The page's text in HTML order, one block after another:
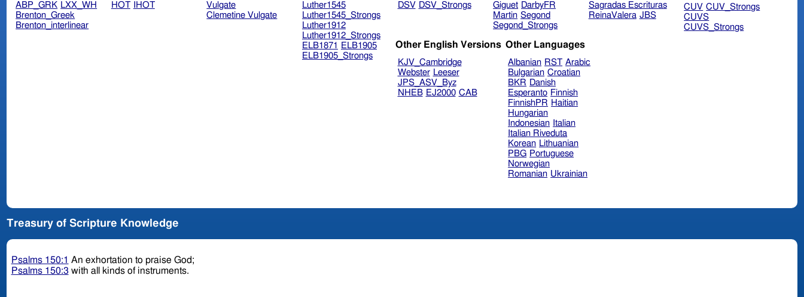
ABP_GRK LXX_WH
Brenton_Greek
Brenton_interlinear
HOT IHOT
Vulgate
Clemetine Vulgate
Luther1545
Luther1545_Strongs
Luther1912
Luther1912_Strongs
ELB1871
ELB1905
ELB1905_Strongs
DSV DSV_Strongs Giguet DarbyFR
Martin Segond
Segond_Strongs
Sagradas Escrituras
ReinaValera JBS
CUV CUV_Strongs
CUVS
CUVS_Strongs
Other English Versions
KJV_Cambridge
Webster Leeser
JPS_ASV_Byz
NHEB EJ2000 CAB
Other Languages
Albanian RST Arabic
Bulgarian Croatian
BKR Danish
Esperanto Finnish
FinnishPR Haitian
Hungarian
Indonesian Italian
Italian Riveduta
Korean Lithuanian
PBG Portuguese
Norwegian
Romanian Ukrainian
Treasury of Scripture Knowledge
Psalms 150:1 An exhortation to praise God;
Psalms 150:3 with all kinds of instruments.